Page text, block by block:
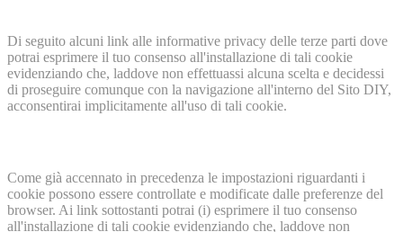
Di seguito alcuni link alle informative privacy delle terze parti dove
potrai esprimere il tuo consenso all'installazione di tali cookie
evidenziando che, laddove non effettuassi alcuna scelta e decidessi
di proseguire comunque con la navigazione all'interno del Sito DIY,
acconsentirai implicitamente all'uso di tali cookie.
Come già accennato in precedenza le impostazioni riguardanti i
cookie possono essere controllate e modificate dalle preferenze del
browser. Ai link sottostanti potrai (i) esprimere il tuo consenso
all'installazione di tali cookie evidenziando che, laddove non